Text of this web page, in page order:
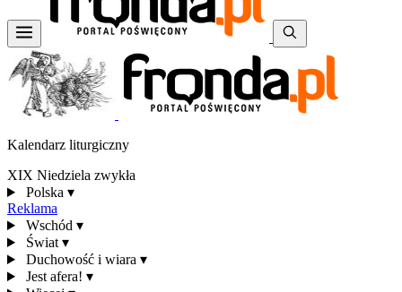
Kalendarz liturgiczny
XIX Niedziela zwykła
Polska ▾
Reklama
Wschód ▾
Świat ▾
Duchowość i wiara ▾
Jest afera! ▾